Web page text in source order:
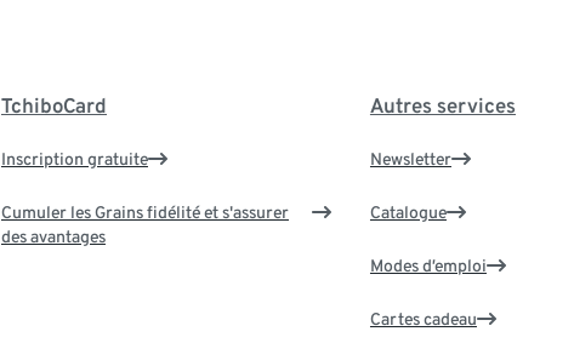
TchiboCard
Inscription gratuite
Cumuler les Grains fidélité et s'assurer
des avantages
Autres services
Newsletter
Catalogue
Modes d’emploi
Cartes cadeau